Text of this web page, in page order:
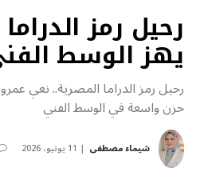
رحيل رمز
يهز الوسط
رحيل رمز الدراما المصرية.. نعي
حزن واسعة في الوسط الفني
شيماء مصطفى 11 يونيو، 2026